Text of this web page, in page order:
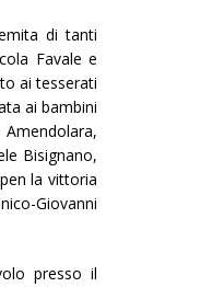
di tanti
Favale e
ai tesserati
ai bambini
Bisignano,
la vittoria
Giovanni
presso il